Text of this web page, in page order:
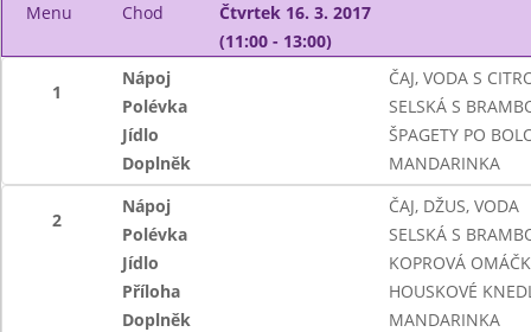
Menu
Chod
Čtvrtek 16. 3. 2017
(11:00 - 13:00)
1
Nápoj
ČAJ, VODA S
Polévka
SELSKÁ S
Jídlo
ŠPAGETY PO
Doplněk
MANDARINKA
2
Nápoj
ČAJ, DŽUS, VODA
Polévka
SELSKÁ S
Jídlo
KOPROVÁ
Příloha
HOUSKOVÉ
Doplněk
MANDARINKA